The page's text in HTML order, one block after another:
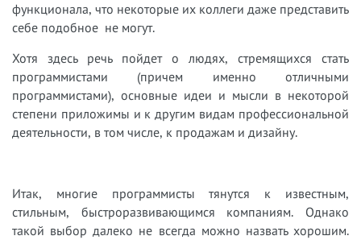
функционала, что некоторые их коллеги даже представить
себе подобное не могут.
Хотя здесь речь пойдет о людях, стремящихся стать
программистами (причем именно отличными
программистами), основные идеи и мысли в некоторой
степени приложимы и к другим видам профессиональной
деятельности, в том числе, к продажам и дизайну.
Итак, многие программисты тянутся к известным,
стильным, быстроразвивающимся компаниям. Однако
такой выбор далеко не всегда можно назвать хорошим.